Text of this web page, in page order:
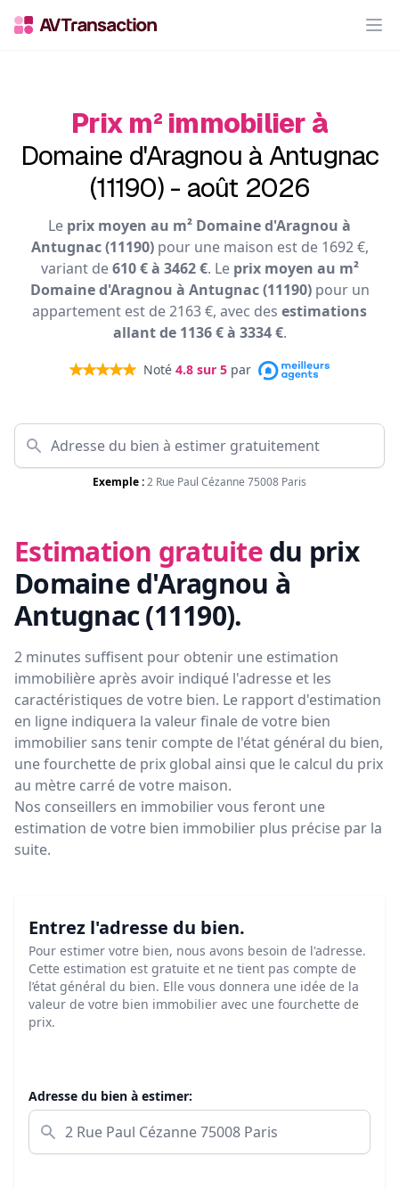
Prix m² immobilier à
Domaine d'Aragnou à Antugnac
(11190) - août 2026
Le prix moyen au m² Domaine d'Aragnou à
Antugnac (11190)pour une maison est de 1692 €,
variant de610 € à 3462 €. Le prix moyen au m²
Domaine d'Aragnou à Antugnac (11190)pour un
appartement est de 2163 €, avec des estimations
allant de 1136 € à 3334 €.
Noté 4.8 sur 5 par
Exemple :2 Rue Paul Cézanne 75008 Paris
Estimation gratuite du prix
Domaine d'Aragnou à
Antugnac (11190).
2 minutes suffisent pour obtenir une estimation
immobilière après avoir indiqué l'adresse et les
caractéristiques de votre bien. Le rapport d'estimation
en ligne indiquera la valeur finale de votre bien
immobilier sans tenir compte de l'état général du bien,
une fourchette de prix global ainsi que le calcul du prix
au mètre carré de votre maison.
Nos conseillers en immobilier vous feront une
estimation de votre bien immobilier plus précise par la
suite.
Entrez l'adresse du bien.
Pour estimer votre bien, nous avons besoin de l'adresse.
Cette estimation est gratuite et ne tient pas compte de
l’état général du bien. Elle vous donnera une idée de la
valeur de votre bien immobilier avec une fourchette de
prix.
Adresse du bien à estimer: